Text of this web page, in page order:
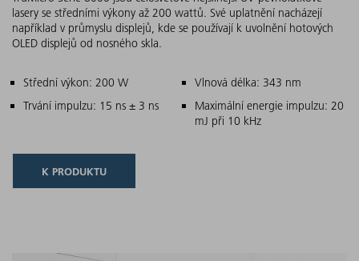
lasery se středními výkony až 200 wattů. Své uplatnění nacházejí
například v průmyslu displejů, kde se používají k uvolnění hotových
OLED displejů od nosného skla.
Hlavní charakteristiky
Střední výkon: 200 W
Vlnová délka: 343 nm
Trvání impulzu: 15 ns ± 3 ns
Maximální energie impulzu: 20
mJ při 10 kHz
K PRODUKTU